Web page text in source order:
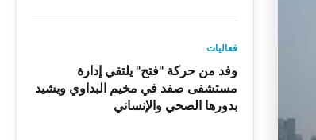
فعاليات
وفد من حركة "فتح" يلتقي إدارة
مستشفى صفد في مخيم البداوي ويشيد
بدورها الصحي والإنساني